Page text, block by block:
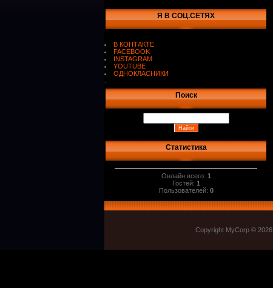
Я В СОЦ.СЕТЯХ
В КОНТАКТЕ
FACEBOOK
INSTAGRAM
YOUTUBE
ОДНОКЛАСНИКИ
Поиск
Статистика
Онлайн всего: 1
Гостей: 1
Пользователей: 0
Copyright MyCorp © 2026